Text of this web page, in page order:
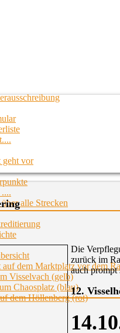
geht vor
alle Strecken
auf dem Marktplatz vor dem
Visselvach (gelb)
Chaosplatz (blau)
dem Höllenberg (rot)
Die
zurück im
auch prompt
12.